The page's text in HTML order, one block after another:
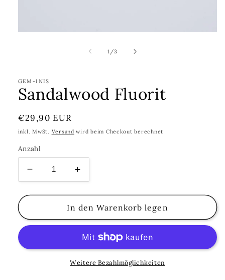
1 /von
3
GEM-INIS
Sandalwood Fluorit
Normaler
Preis
€29,90 EUR
inkl. MwSt. Versand wird beim Checkout berechnet
Anzahl
Verringere
die
Menge
Sandalwood
Fluorit
Erhöhe
die
Menge
für
Sandalwood
In den Warenkorb legen
Weitere Bezahlmöglichkeiten